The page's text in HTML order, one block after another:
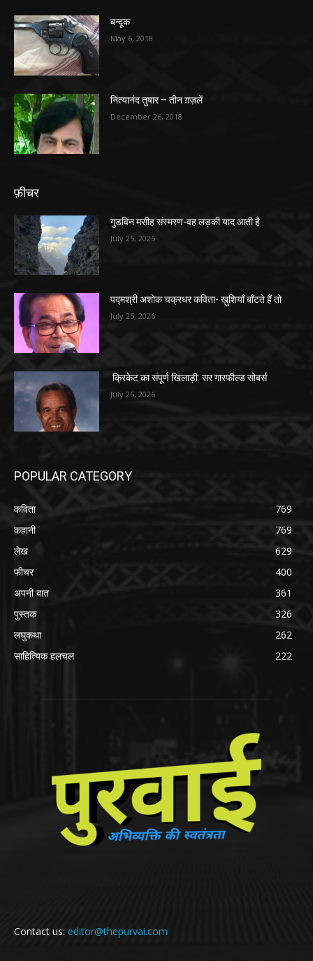
बन्दूक
May 6, 2018
नित्यानंद तुषार – तीन ग़ज़लें
December 26, 2018
फ़ीचर
गुडविन मसीह संस्मरण-वह लड़की याद आती है
July 25, 2026
पद्मश्री अशोक चक्रधर कविता- ख़ुशियाँ बाँटते हैं तो
July 25, 2026
क्रिकेट का संपूर्ण खिलाड़ी: सर गारफील्ड सोबर्स
July 25, 2026
POPULAR CATEGORY
कविता
769
कहानी
769
लेख
629
फीचर
400
अपनी बात
361
पुस्तक
326
लघुकथा
262
साहित्यिक हलचल
222
Contact us: editor@thepurvai.com